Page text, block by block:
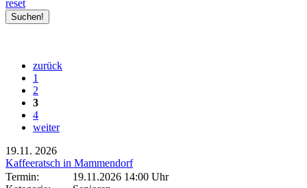
reset
zurück
1
2
3
4
weiter
19.11. 2026
Kaffeeratsch in Mammendorf
Termin:
19.11.2026 14:00 Uhr